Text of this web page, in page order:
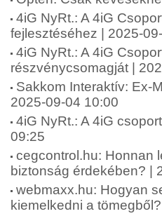
4iG NyRt.: A 4iG
fejlesztéséhez | 2025-
4iG NyRt.: A 4iG
részvénycsomagját |
Sakkom Interaktív: Ex-
2025-09-04 10:00
4iG NyRt.: A 4iG
09:25
cegcontrol.hu: Honnan
biztonság érdekében? |
webmaxx.hu: Hogyan
kiemelkedni a